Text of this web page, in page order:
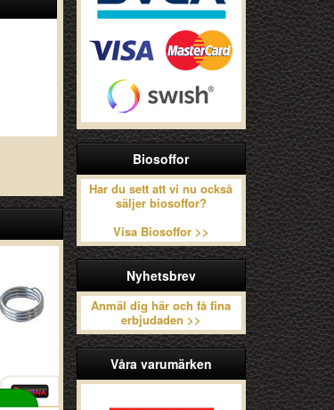
Biosoffor
Har du sett att vi nu också
säljer biosoffor?
Visa Biosoffor >>
Nyhetsbrev
Anmäl dig här och få fina
erbjudaden >>
Våra varumärken